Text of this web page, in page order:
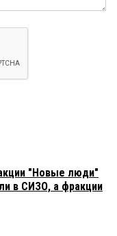
"Новые люди"
в СИЗО, а фракции